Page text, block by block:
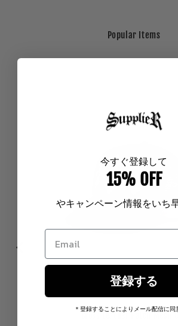
Popular Items
Cross Leather Patch Mesh
今すぐ登録して
15% OFF
やキャンペーン情報をいち
登録する
＊登録することによりメール配信に同